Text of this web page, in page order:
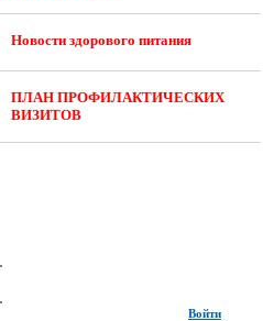
Новости здорового питания
ПЛАН ПРОФИЛАКТИЧЕСКИХ
ВИЗИТОВ
Войти